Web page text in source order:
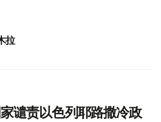
拉
谴责以色列耶路撒冷政